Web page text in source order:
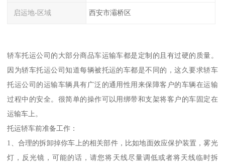
启运地-区域 西安市灞桥区
轿车托运公司的大部分商品车运输车都是定制的且有过硬的质量。
因为轿车托运公司知道每辆被托运的车都是不同的，这久要求轿车
托运公司的运输车辆具有广泛的通用性用来保障客户的车辆在运输
过程中的安全。很简单的操作可以用绑带和支架将客户的车固定在
运输车上。
托运轿车前准备工作：
1、合理的拆卸掉你车上的相关部件，比如地面效应保护装置，雾光
灯，反光镜，可能的话，请您将天线尽量调低或者将天线临时拆